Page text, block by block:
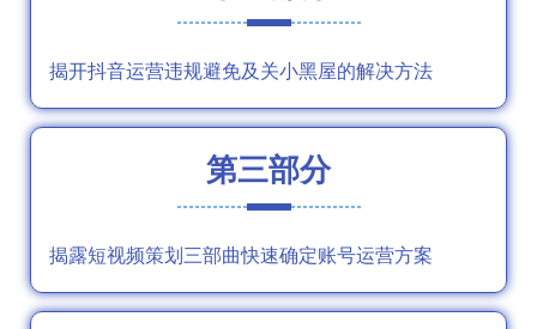
揭开抖音运营违规避免及关小黑屋的解决方法
第三部分
揭露短视频策划三部曲快速确定账号运营方案